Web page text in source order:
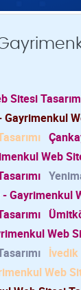
Sitesi
Gayrimenkul
Web
Gayrimenkul
Web
İvedik
Web